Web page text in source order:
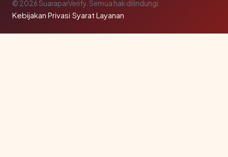
© 2026 SuaraparVerify. Semua hak dilindungi.
Kebijakan Privasi·Syarat Layanan